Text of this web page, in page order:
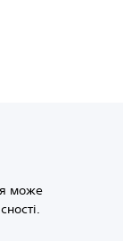
може